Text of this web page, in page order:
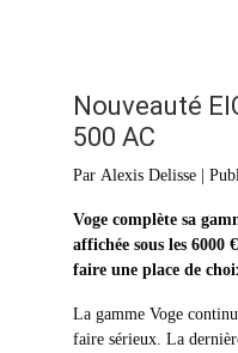
Nouveauté
500 AC
Par Alexis Delisse |
Voge complète sa
affichée sous les 6000
faire une place de
La gamme Voge
faire sérieux. La